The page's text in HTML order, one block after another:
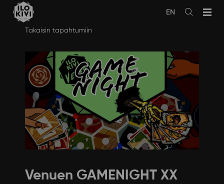
Avaa
EN
Takaisin tapahtumiin
Venuen GAMENIGHT XX